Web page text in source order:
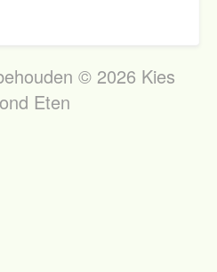
© 2026 Kies
Eten